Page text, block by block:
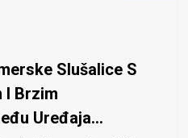
Slušalice S
I Brzim
Uređaja...